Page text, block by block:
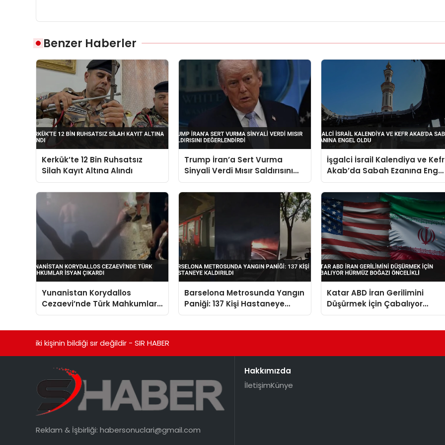
Benzer Haberler
Kerkük’te 12 Bin Ruhsatsız
Silah Kayıt Altına Alındı
Trump İran’a Sert Vurma
Sinyali Verdi Mısır Saldırısını
Değerlendirdi
İşgalci İsrail Kalendiya ve Kefr
Akab’da Sabah Ezanına Engel
Oldu
Yunanistan Korydallos
Cezaevi’nde Türk Mahkumlar
İsyan Çıkardı
Barselona Metrosunda Yangın
Paniği: 137 Kişi Hastaneye
Kaldırıldı
Katar ABD İran Gerilimini
Düşürmek İçin Çabalıyor
Hürmüz Boğazı Öncelikli
iki kişinin bildiği sır değildir - SIR HABER
Reklam & İşbirliği: habersonuclari@gmail.com
Hakkımızda
İletişimKünye